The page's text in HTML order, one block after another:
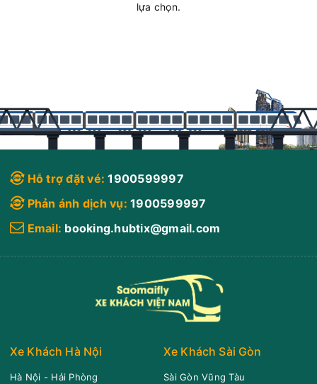
lựa chọn.
Hỗ trợ đặt vé: 1900599997
Phản ánh dịch vụ: 1900599997
Email: booking.hubtix@gmail.com
Xe Khách Hà Nội
Hà Nội - Hải Phòng
Xe Khách Sài Gòn
Sài Gòn Vũng Tàu